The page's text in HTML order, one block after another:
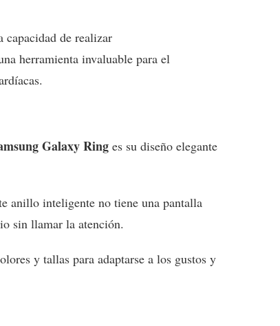
capacidad de realizar
herramienta invaluable para el
Galaxy Ring es su diseño elegante
anillo inteligente no tiene una pantalla
sin llamar la atención.
y tallas para adaptarse a los gustos y